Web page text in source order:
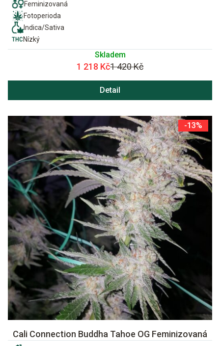
Feminizovaná
Fotoperioda
Indica/Sativa
Nízký
Skladem
1 218 Kč1 420 Kč
Detail
-13%
Cali Connection Buddha Tahoe OG Feminizovaná